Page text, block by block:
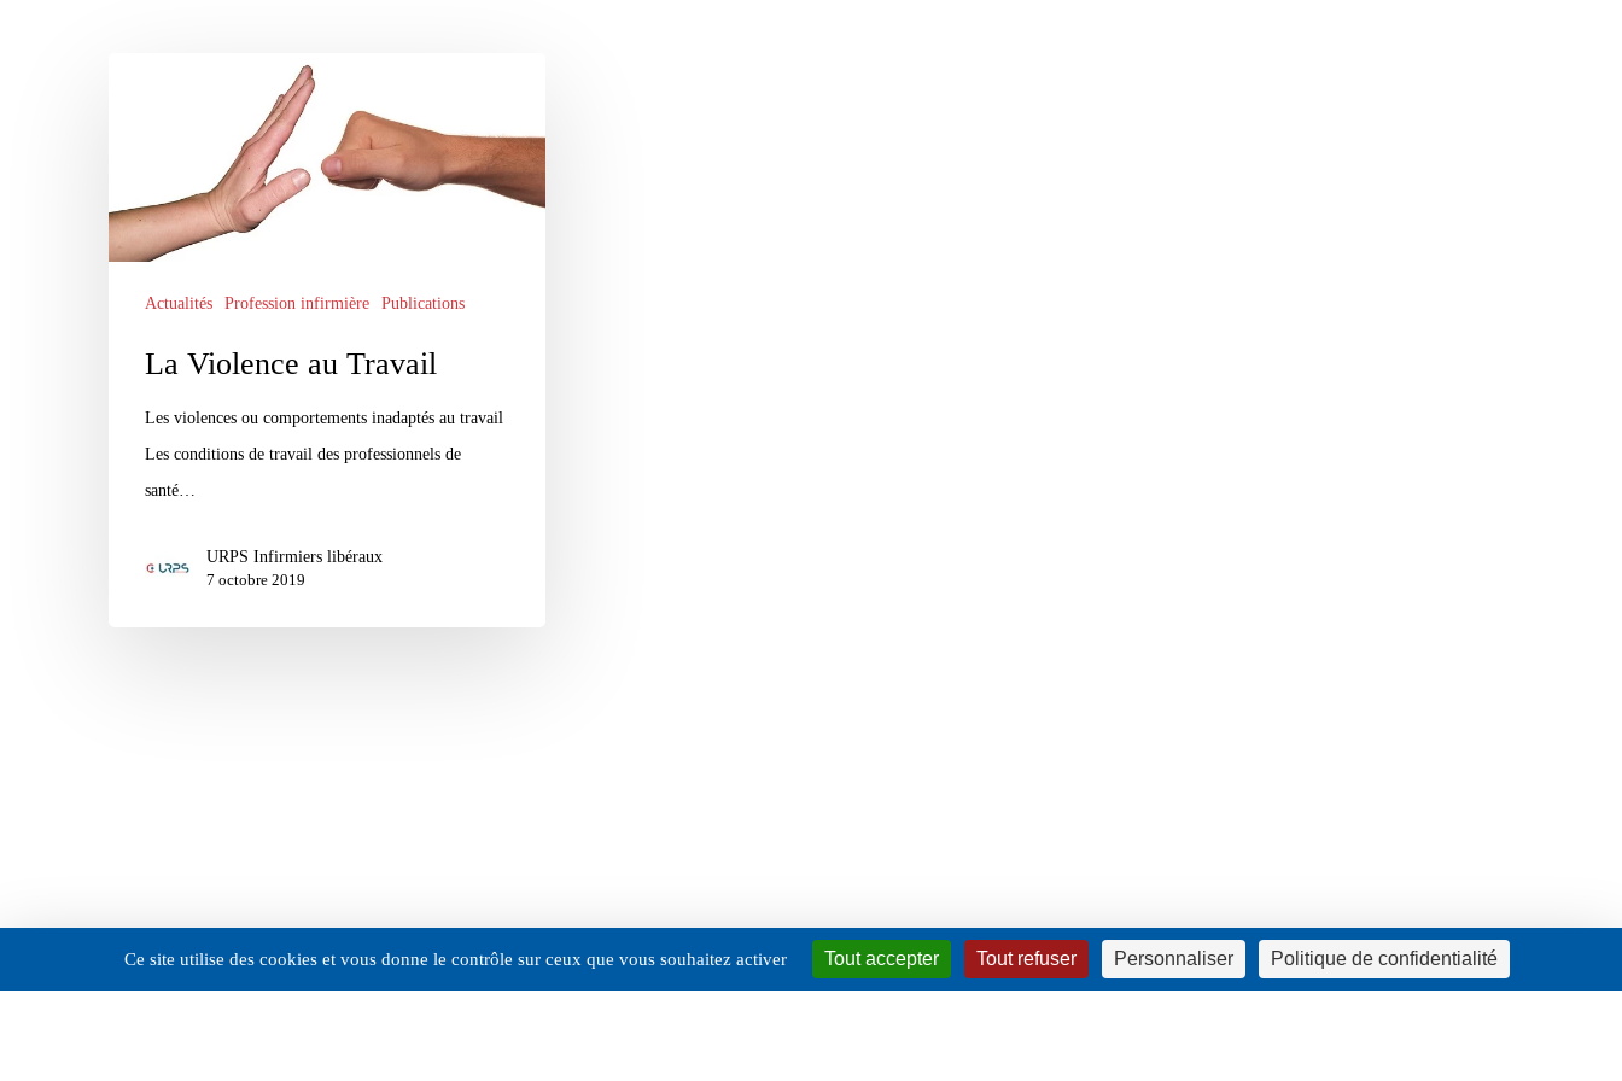
Actualités Profession infirmière Publications
La Violence au Travail
Les violences ou comportements inadaptés au travail
Les conditions de travail des professionnels de
santé…
URPS Infirmiers libéraux
7 octobre 2019
Ce site utilise des cookies et vous donne le contrôle sur ceux que vous souhaitez activer Tout accepter Tout refuser Personnaliser Politique de confidentialité